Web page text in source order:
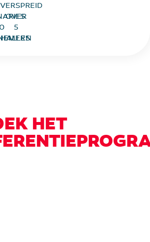
VERSPREID
OVER
5
HALLEN
HET